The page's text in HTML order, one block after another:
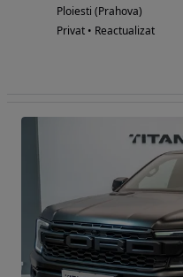
Ploiesti (Prahova)
Privat • Reactualizat